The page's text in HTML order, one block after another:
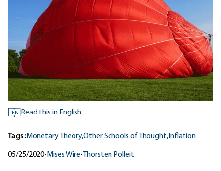
EN Read this in English
Tags:Monetary Theory,Other Schools of Thought, Inflation
05/25/2020• Mises Wire• Thorsten Polleit